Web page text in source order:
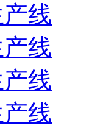
线
线
线
线